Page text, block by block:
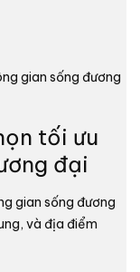
tối ưu
đại
gian sống đương
và địa điểm